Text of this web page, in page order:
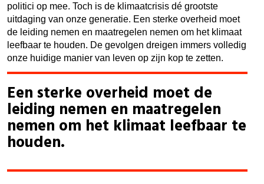
politici op mee. Toch is de klimaatcrisis dé grootste
uitdaging van onze generatie. Een sterke overheid moet
de leiding nemen en maatregelen nemen om het klimaat
leefbaar te houden. De gevolgen dreigen immers volledig
onze huidige manier van leven op zijn kop te zetten.
Een sterke overheid moet de
leiding nemen en maatregelen
nemen om het klimaat leefbaar te
houden.